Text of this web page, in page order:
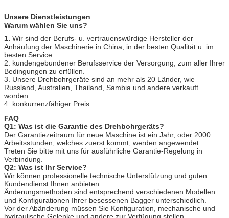
Unsere Dienstleistungen
Warum wählen Sie uns?
1. Wir sind der Berufs- u. vertrauenswürdige Hersteller der
Anhäufung der Maschinerie in China, in der besten Qualität u. im
besten Service.
2. kundengebundener Berufsservice der Versorgung, zum aller Ihrer
Bedingungen zu erfüllen.
3. Unsere Drehbohrgeräte sind an mehr als 20 Länder, wie
Russland, Australien, Thailand, Sambia und andere verkauft
worden.
4. konkurrenzfähiger Preis.
FAQ
Q1: Was ist die Garantie des Drehbohrgeräts?
Der Garantiezeitraum für neue Maschine ist ein Jahr, oder 2000
Arbeitsstunden, welches zuerst kommt, werden angewendet.
Treten Sie bitte mit uns für ausführliche Garantie-Regelung in
Verbindung.
Q2: Was ist Ihr Service?
Wir können professionelle technische Unterstützung und guten
Kundendienst Ihnen anbieten.
Änderungsmethoden sind entsprechend verschiedenen Modellen
und Konfigurationen Ihrer besessenen Bagger unterschiedlich.
Vor der Abänderung müssen Sie Konfiguration, mechanische und